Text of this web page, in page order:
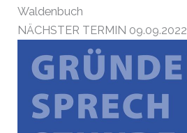
Waldenbuch
NÄCHSTER TERMIN 09.09.2022